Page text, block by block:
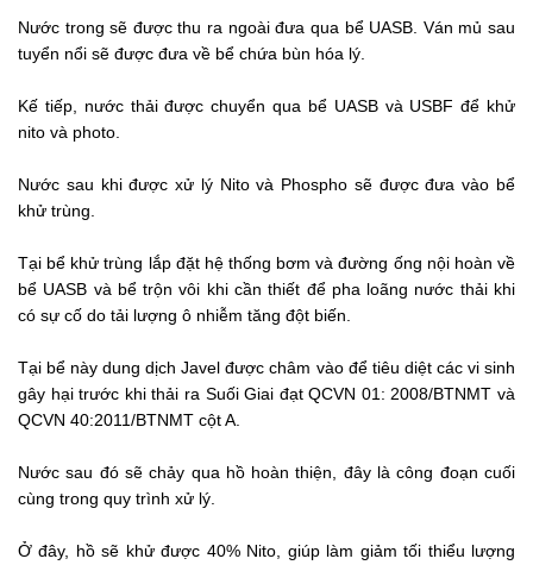
Nước trong sẽ được thu ra ngoài đưa qua bể UASB. Ván mủ sau
tuyển nổi sẽ được đưa về bể chứa bùn hóa lý.
Kế tiếp, nước thải được chuyển qua bể UASB và USBF để khử
nito và photo.
Nước sau khi được xử lý Nito và Phospho sẽ được đưa vào bể
khử trùng.
Tại bể khử trùng lắp đặt hệ thống bơm và đường ống nội hoàn về
bể UASB và bể trộn vôi khi cần thiết để pha loãng nước thải khi
có sự cố do tải lượng ô nhiễm tăng đột biến.
Tại bể này dung dịch Javel được châm vào để tiêu diệt các vi sinh
gây hại trước khi thải ra Suối Giai đạt QCVN 01: 2008/BTNMT và
QCVN 40:2011/BTNMT cột A.
Nước sau đó sẽ chảy qua hồ hoàn thiện, đây là công đoạn cuối
cùng trong quy trình xử lý.
Ở đây, hồ sẽ khử được 40% Nito, giúp làm giảm tối thiểu lượng